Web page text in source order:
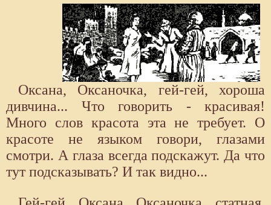
Оксана, Оксаночка, гей-гей, хороша
дивчина... Что говорить - красивая!
Много слов красота эта не требует. О
красоте не языком говори, глазами
смотри. А глаза всегда подскажут. Да что
тут подсказывать? И так видно...